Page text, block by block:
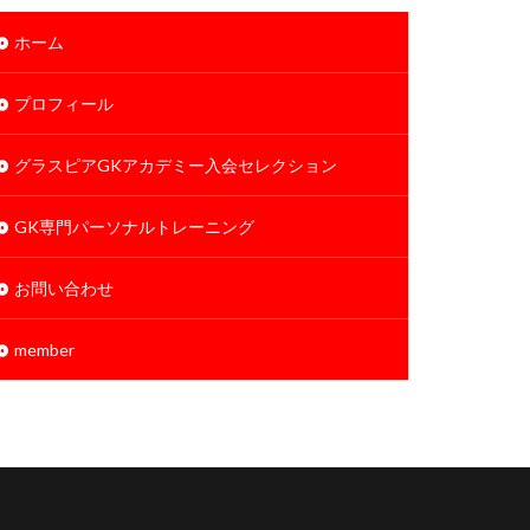
ホーム
プロフィール
グラスピアGKアカデミー入会セレクション
GK専門パーソナルトレーニング
お問い合わせ
member